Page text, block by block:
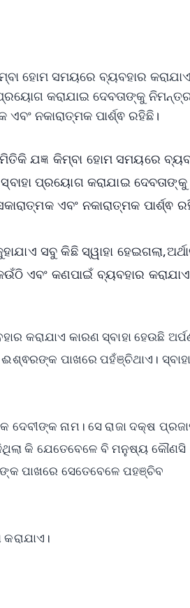
ହୋମ ସମୟରେ ବ୍ୟବହାର
କରାଯାଇ ଦେବତାଙ୍କୁ
ନକାରାତ୍ମକ ପାର୍ଶ୍ଵ ରହିଛି।
ଯଜ୍ଞ କିମ୍ବା ହୋମ ସମୟରେ
ପ୍ରୟୋଗ କରାଯାଇ ଦେବତାଙ୍କୁ
ଏବଂ ନକାରାତ୍ମକ ପାର୍ଶ୍ଵ
ସବୁ କିଛି ସ୍ୱାହା
ଏବଂ କଣପାଇଁ ବ୍ୟବହାର
କରାଯାଏ କାରଣ ସ୍ବାହା ହେଉଛି
ପାଖରେ ପହଁଞ୍ଚିଥାଏ। ସ୍ବାହା
ଦେବୀଙ୍କ ନାମ। ସେ ରାଜା ଦକ୍ଷ
କି ଯେତେବେଳେ ବି ମନୁଷ୍ୟ କୌଣସି
ପାଖରେ ସେତେବେଳେ ପହଞ୍ଚିବ